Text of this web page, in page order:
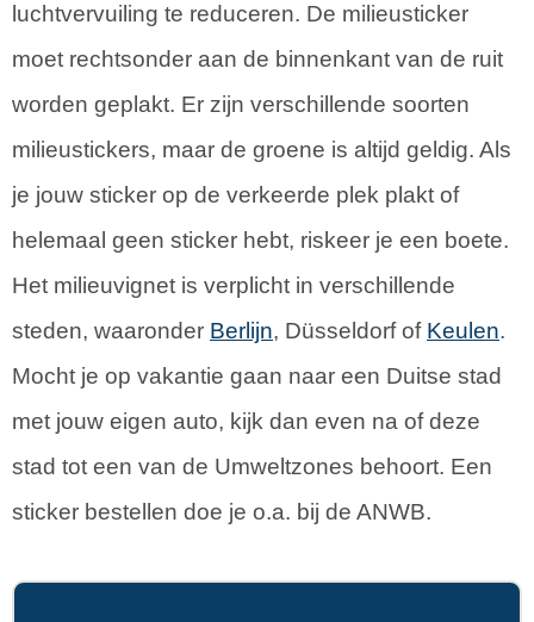
luchtvervuiling te reduceren. De milieusticker
moet rechtsonder aan de binnenkant van de ruit
worden geplakt. Er zijn verschillende soorten
milieustickers, maar de groene is altijd geldig. Als
je jouw sticker op de verkeerde plek plakt of
helemaal geen sticker hebt, riskeer je een boete.
Het milieuvignet is verplicht in verschillende
steden, waaronder Berlijn, Düsseldorf of Keulen.
Mocht je op vakantie gaan naar een Duitse stad
met jouw eigen auto, kijk dan even na of deze
stad tot een van de Umweltzones behoort. Een
sticker bestellen doe je o.a. bij de ANWB.